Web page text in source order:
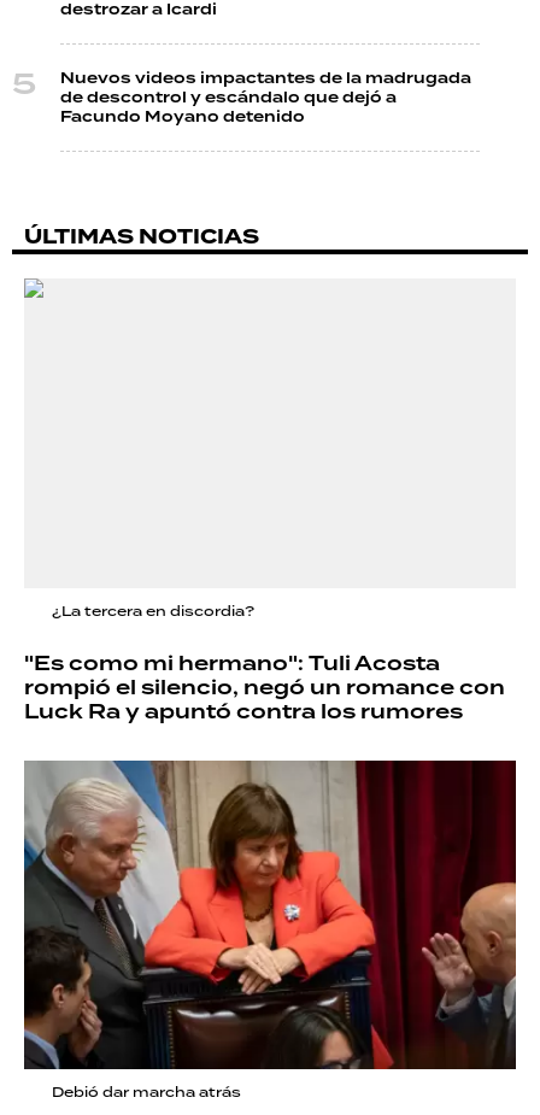
destrozar a Icardi
Nuevos videos impactantes de la madrugada
de descontrol y escándalo que dejó a
Facundo Moyano detenido
ÚLTIMAS NOTICIAS
¿La tercera en discordia?
"Es como mi hermano": Tuli Acosta
rompió el silencio, negó un romance con
Luck Ra y apuntó contra los rumores
Debió dar marcha atrás